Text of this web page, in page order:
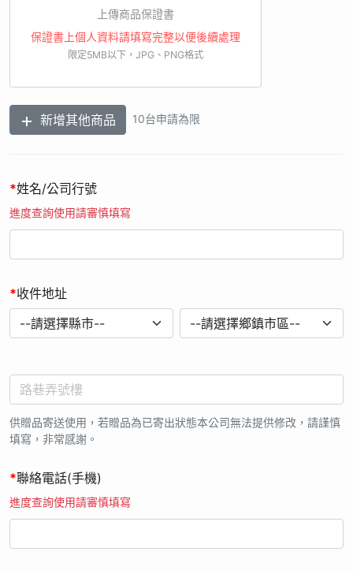
11. 如經由活動小組審查發現發票日期、購買通路、購買品項不
符合本活動辦法規定，則不具有兌獎權利及資格。
12. 如因不可抗力之因素，影響系統運作修復作業時間，本公司
13. 當您參加本活動並提供個人資料時，即視為您已瞭解上述相
關內容，並同意本公司於法令允許範圍內蒐集、處理及利用您的
個人資料。
上傳商品保證書
保證書上個人資料請填寫完整以便後續處理
限定5MB以下，JPG、PNG格式
新增其他商品 10台申請為限
*姓名/公司行號
進度查詢使用請審慎填寫
*收件地址
供贈品寄送使用，若贈品為已寄出狀態本公司無法提供修改，請謹慎
填寫，非常感謝。
*聯絡電話(手機)
進度查詢使用請審慎填寫